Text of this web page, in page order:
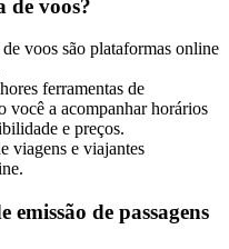
de voos?
voos são plataformas online
ferramentas de
você a acompanhar horários
e preços.
viagens e viajantes
emissão de passagens